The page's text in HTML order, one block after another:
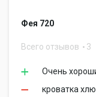
Фея 720
Всего отзывов 3
Очень
кроватка